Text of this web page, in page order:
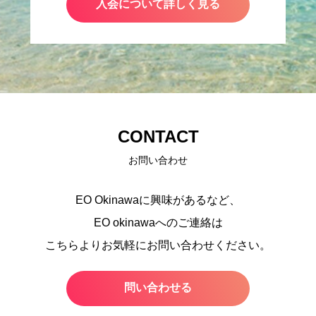
入会について詳しく見る
CONTACT
お問い合わせ
EO Okinawaに興味があるなど、
EO okinawaへのご連絡は
こちらよりお気軽にお問い合わせください。
問い合わせる